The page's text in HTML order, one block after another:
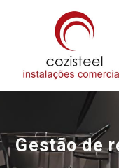
Gestão de